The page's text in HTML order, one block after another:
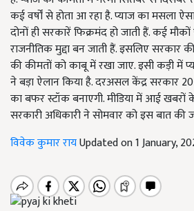
कई वर्षों से होता आ रहा है. प्याज का मसला
दोनों ही सरकारें फिक्रमंद हो जाती हैं. कई
राजनीतिक मुद्दा बन जाती हैं. इसलिए सरकार
की कीमतों को काबू में रखा जाए. इसी कड़ी में
ने बड़ा ऐलान किया है. दरअसल केंद्र सरकार
का बफर स्टॉक बनाएगी. मीडिया में आई खबरों
सरकारी अधिकारी ने सोमवार को इस बात की
विवेक कुमार रायUpdated on 1 January,